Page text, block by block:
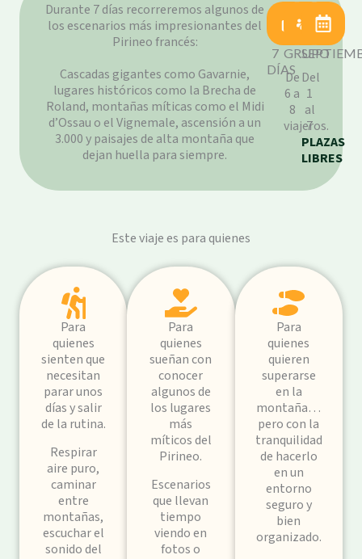
Durante 7 días recorreremos algunos de
los escenarios más impresionantes del
Pirineo francés:
Cascadas gigantes como Gavarnie,
lugares históricos como la Brecha de
Roland, montañas míticas como el Midi
d’Ossau o el Vignemale, ascensión a un
3.000 y paisajes de alta montaña que
dejan huella para siempre.
7
DÍAS
GRUPO
De
6 a
8
viajeros.
Del
1
al
7
PLAZAS
LIBRES
Este viaje es para quienes
Para
quienes
sienten que
necesitan
parar unos
días y salir
de la rutina.
Respirar
aire puro,
caminar
entre
montañas,
escuchar el
sonido del
Para
quienes
sueñan con
conocer
algunos de
los lugares
más
míticos del
Pirineo.
Escenarios
que llevan
tiempo
viendo en
fotos o
Para
quienes
quieren
superarse
en la
montaña…
pero con la
tranquilidad
de hacerlo
en un
entorno
seguro y
bien
organizado.